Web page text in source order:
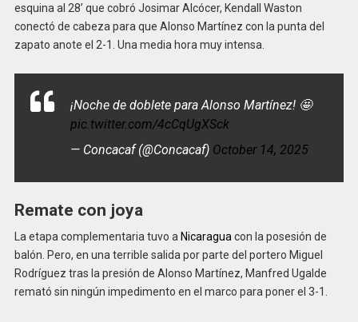
esquina al 28’ que cobró Josimar Alcócer, Kendall Waston
conectó de cabeza para que Alonso Martínez con la punta del
zapato anote el 2-1. Una media hora muy intensa.
¡Noche de doblete para Alonso Martínez! 🤩
pic.twitter.com/4cCqUgXSck
— Concacaf (@Concacaf) October 14, 2025
Remate con joya
La etapa complementaria tuvo a Nicaraguacon la posesión de
balón. Pero, en una terrible salida por parte del portero Miguel
Rodríguez tras la presión de Alonso Martínez, Manfred Ugalde
remató sin ningún impedimento en el marco para poner el 3-1.